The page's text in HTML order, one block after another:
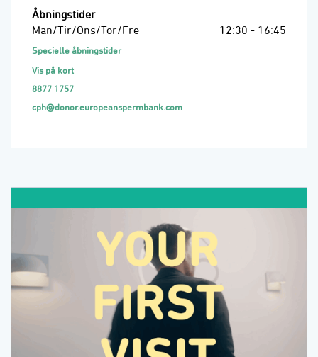
Åbningstider
Man/Tir/Ons/Tor/Fre
12:30 - 16:45
Specielle åbningstider
Vis på kort
8877 1757
cph@donor.europeanspermbank.com